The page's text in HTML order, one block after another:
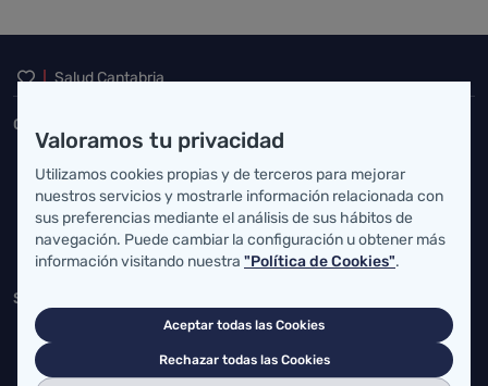
Inicio del pie de página
Salud Cantabria
Consejería de Salud
atencionusuario@cantabria.es
942208130 942395562
Servicio Cántabro de Salud
Cardenal Herrera Oria, S/N 39011 Santander, Cantabria
buzgen.dg@scsalud.es
Valoramos tu privacidad
Utilizamos cookies propias y de terceros para mejorar
nuestros servicios y mostrarle información relacionada con
sus preferencias mediante el análisis de sus hábitos de
navegación. Puede cambiar la configuración u obtener más
información visitando nuestra "Política de Cookies".
Aceptar todas las Cookies
Rechazar todas las Cookies